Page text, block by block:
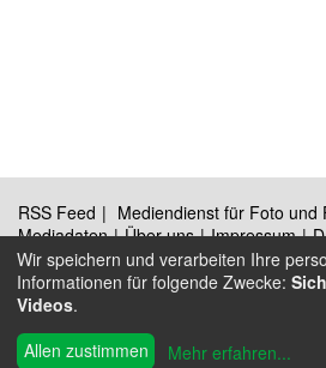
RSS Feed
Mediendienst für Foto und
Mediadaten
Über uns Impressum
Kontakt
© 2009 - 2026 Austrian Wings
Wir speichern und verarbeiten Ihre
Informationen für folgende Zwecke:
Videos.
Allen zustimmen
Mehr erfahren...